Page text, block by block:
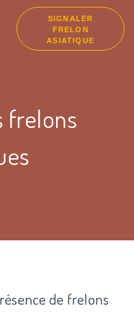
SIGNALER
FRELON
ASIATIQUE
frelons
de frelons